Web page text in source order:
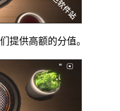
提供高额的分值。